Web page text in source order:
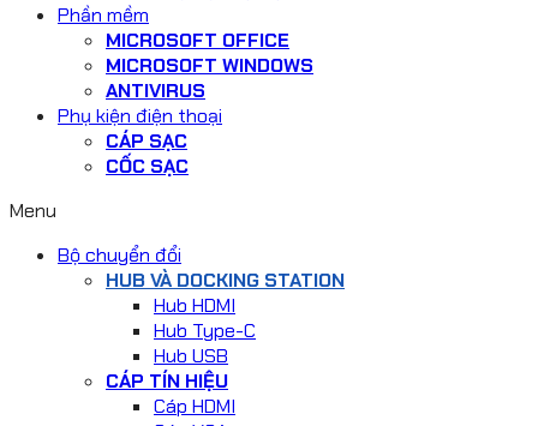
Phần mềm
MICROSOFT OFFICE
MICROSOFT WINDOWS
ANTIVIRUS
Phụ kiện điện thoại
CÁP SẠC
CỐC SẠC
Menu
Bộ chuyển đổi
HUB VÀ DOCKING STATION
Hub HDMI
Hub Type-C
Hub USB
CÁP TÍN HIỆU
Cáp HDMI